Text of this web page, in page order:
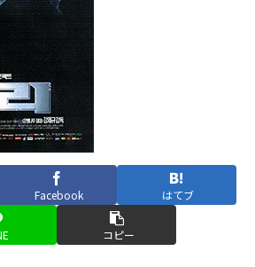
Facebook はてブ
コピー